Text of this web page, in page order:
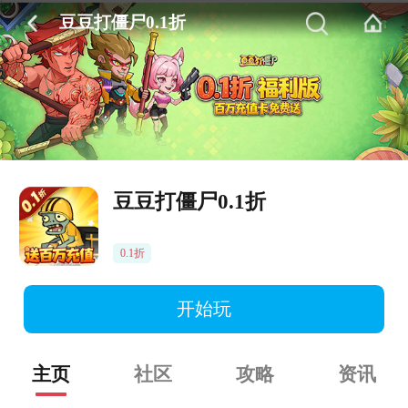
豆豆打僵尸0.1折
豆豆打僵尸0.1折
0.1折
开始玩
主页 社区 攻略 资讯